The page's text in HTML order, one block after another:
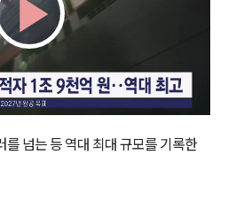
넘는 등 역대 최대 규모를 기록한